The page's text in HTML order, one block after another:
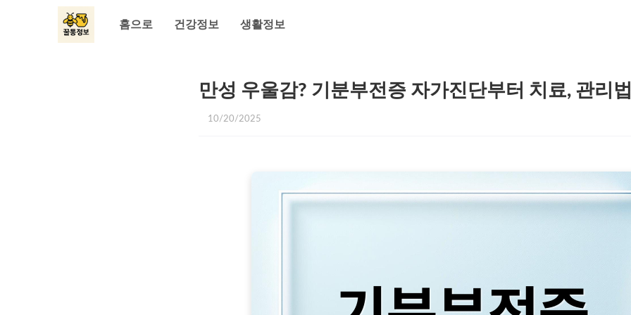
홈으로 건강정보 생활정보
만성 우울감? 기분부전증 자가진단부터 치료, 관리
10/20/2025